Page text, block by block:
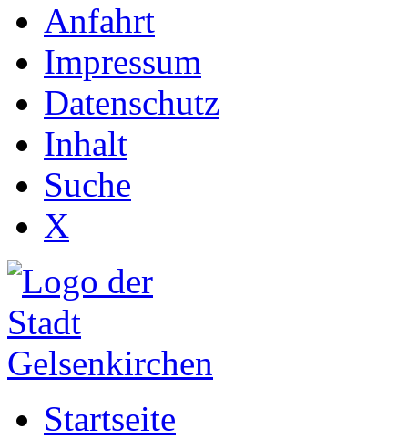
Anfahrt
Impressum
Datenschutz
Inhalt
Suche
X
Startseite